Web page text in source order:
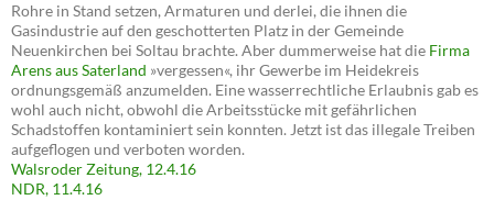
Rohre in Stand setzen, Armaturen und derlei, die ihnen die
Gasindustrie auf den geschotterten Platz in der Gemeinde
Neuenkirchen bei Soltau brachte. Aber dummerweise hat die Firma
Arens aus Saterland »vergessen«, ihr Gewerbe im Heidekreis
ordnungsgemäß anzumelden. Eine wasserrechtliche Erlaubnis gab es
wohl auch nicht, obwohl die Arbeitsstücke mit gefährlichen
Schadstoffen kontaminiert sein konnten. Jetzt ist das illegale Treiben
aufgeflogen und verboten worden.
Walsroder Zeitung, 12.4.16
NDR, 11.4.16